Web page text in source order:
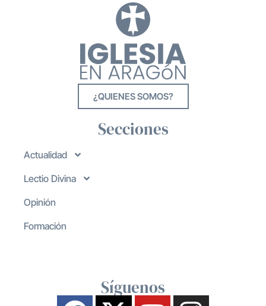
¿QUIENES SOMOS?
Secciones
Actualidad
Lectio Divina
Opinión
Formación
Síguenos